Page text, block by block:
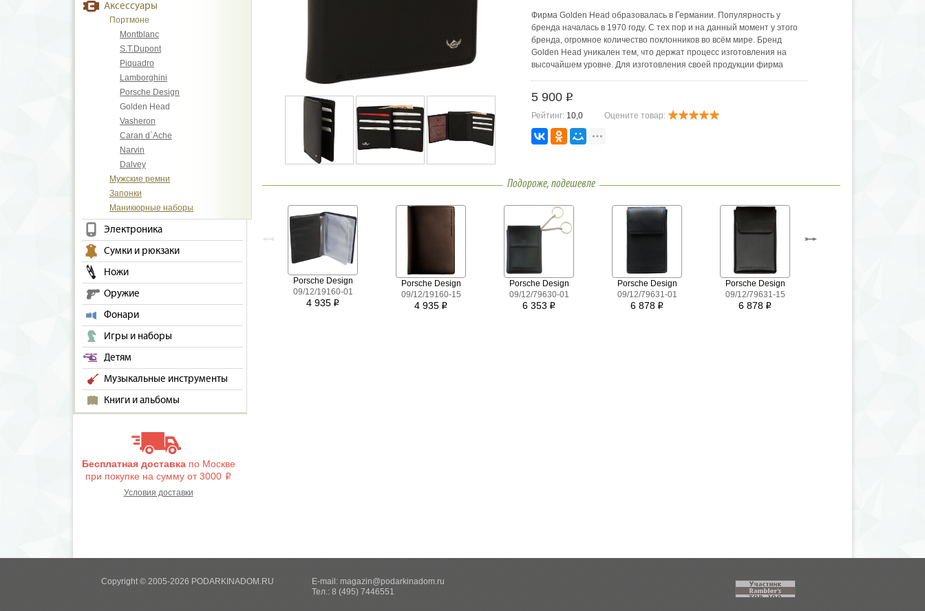
Аксессуары
Портмоне
Montblanc
S.T.Dupont
Piquadro
Lamborghini
Porsche Design
Golden Head
Vasheron
Caran d`Ache
Narvin
Dalvey
Мужские ремни
Запонки
Маникюрные наборы
Электроника
Сумки и рюкзаки
Ножи
Оружие
Фонари
Игры и наборы
Детям
Музыкальные инструменты
Книги и альбомы
Бесплатная доставкапо Москве
при покупке на сумму от 3000 i
Условия доставки
Фирма Golden Head образовалась в Германии. Популярность у
бренда началась в 1970 году. С тех пор и на данный момент у этого
бренда, огромное количество поклонников во всём мире. Бренд
Golden Head уникален тем, что держат процесс изготовления на
высочайшем уровне. Для изготовления своей продукции фирма
5 900 i
Рейтинг: 10,0 Оцените товар:
Подороже, подешевле
Porsche Design
09/12/19160-01
4 935 i
Porsche Design
09/12/19160-15
4 935 i
Porsche Design
09/12/79630-01
6 353 i
Porsche Design
09/12/79631-01
6 878 i
Porsche Design
09/12/79631-15
6 878 i
Copyright © 2005-2026 PODARKINADOM.RU E-mail: magazin@podarkinadom.ru
Тел.: 8 (495) 7446551